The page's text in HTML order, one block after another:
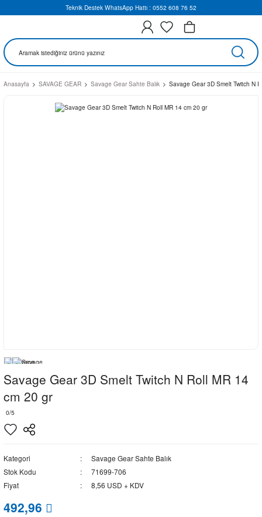
Teknik Destek WhatsApp Hattı : 0552 608 76 52
Anasayfa SAVAGE GEAR Savage Gear Sahte Balık Savage Gear 3D Smelt Twitch N
Savage Gear 3D Smelt Twitch N Roll MR 14
cm 20 gr
0/5
Kategori
Savage Gear Sahte Balık
Stok Kodu
71699-706
Fiyat
8,56 USD + KDV
492,96